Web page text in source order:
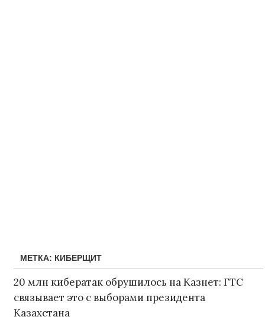
МЕТКА: КИБЕРЩИТ
20 млн кибератак обрушилось на Казнет: ГТС
связывает это с выборами президента
Казахстана